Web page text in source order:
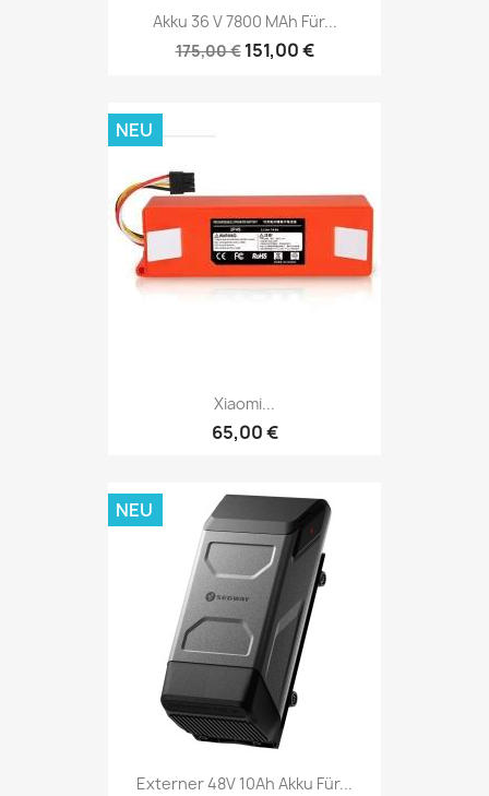
Akku 36 V 7800 MAh Für...
175,00 € 151,00 €
Xiaomi...
65,00 €
NEU
Externer 48V 10Ah Akku Für...
NEU